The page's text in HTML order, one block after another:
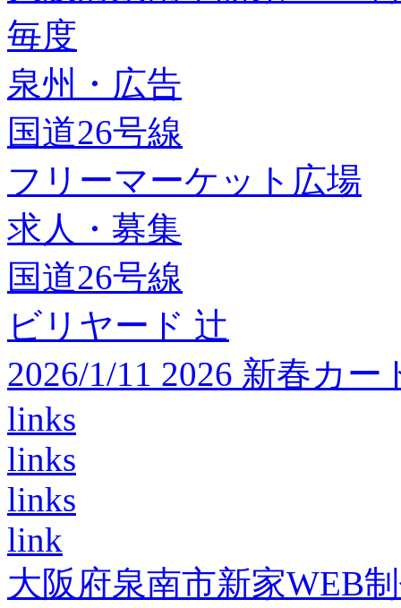
毎度
泉州・広告
国道26号線
フリーマーケット広場
求人・募集
国道26号線
ビリヤード 辻
2026/1/11 2026 新春カ
links
links
links
link
大阪府泉南市新家WEB